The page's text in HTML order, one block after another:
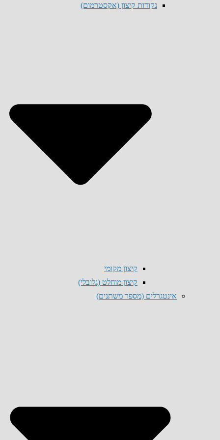
נקודות קיצון (אקסטרמום)
קיצון מקומי
קיצון מוחלט (גלובלי)
אינטגרלים (מספר משתנים)